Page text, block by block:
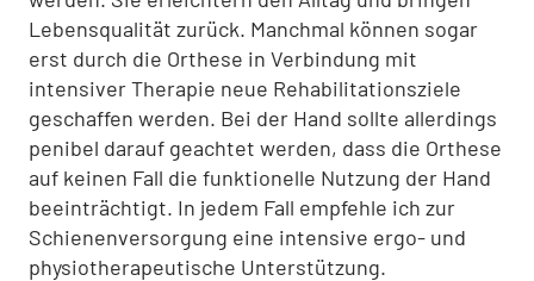
Lebensqualität zurück. Manchmal können sogar
erst durch die Orthese in Verbindung mit
intensiver Therapie neue Rehabilitationsziele
geschaffen werden. Bei der Hand sollte allerdings
penibel darauf geachtet werden, dass die Orthese
auf keinen Fall die funktionelle Nutzung der Hand
beeinträchtigt. In jedem Fall empfehle ich zur
Schienenversorgung eine intensive ergo- und
physiotherapeutische Unterstützung.